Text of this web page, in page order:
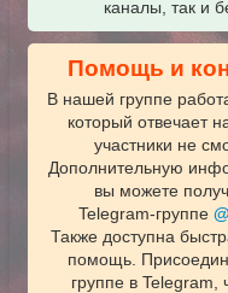
каналы, так и
Помощь и
В нашей группе
который отвечает
участники не
Дополнительную
вы можете
Telegram‑группе
Также доступна
помощь.
группе в Telegram,